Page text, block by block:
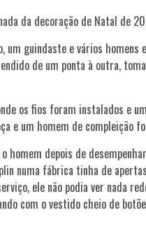
da decoração de Natal de
um guindaste e vários
de um ponta à outra,
os fios foram instalados e
e um homem de compleição
homem depois de
numa fábrica tinha de
ele não podia ver nada
com o vestido cheio de